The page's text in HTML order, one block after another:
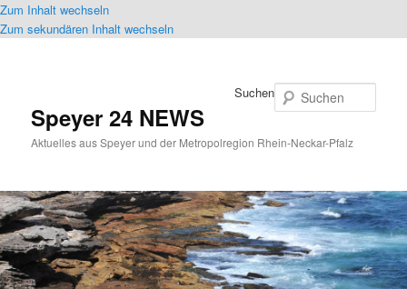
Zum Inhalt wechseln
Zum sekundären Inhalt wechseln
Speyer 24 NEWS
Aktuelles aus Speyer und der Metropolregion Rhein-Neckar-Pfalz
Suchen